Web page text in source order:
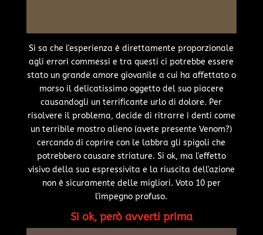
Si sa che l'esperienza è direttamente proporzionale
agli errori commessi e tra questi ci potrebbe essere
stato un grande amore giovanile a cui ha affettato o
morso il delicatissimo oggetto del suo piacere
causandogli un terrificante urlo di dolore. Per
risolvere il problema, decide di ritrarre i denti come
un terribile mostro alieno (avete presente Venom?)
cercando di coprire con le labbra gli spigoli che
potrebbero causare striature. Si ok, ma l'effetto
visivo della sua espressivita e la riuscita dell'azione
non è sicuramente delle migliori. Voto 10 per
l'impegno profuso.
Si ok, però avverti prima